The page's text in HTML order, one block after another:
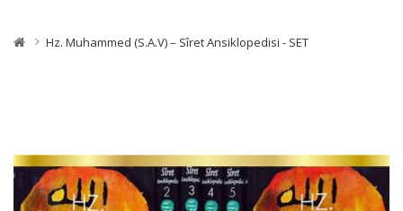
Hz. Muhammed (s.a.v) – Sîret Ansiklopedisi - SET